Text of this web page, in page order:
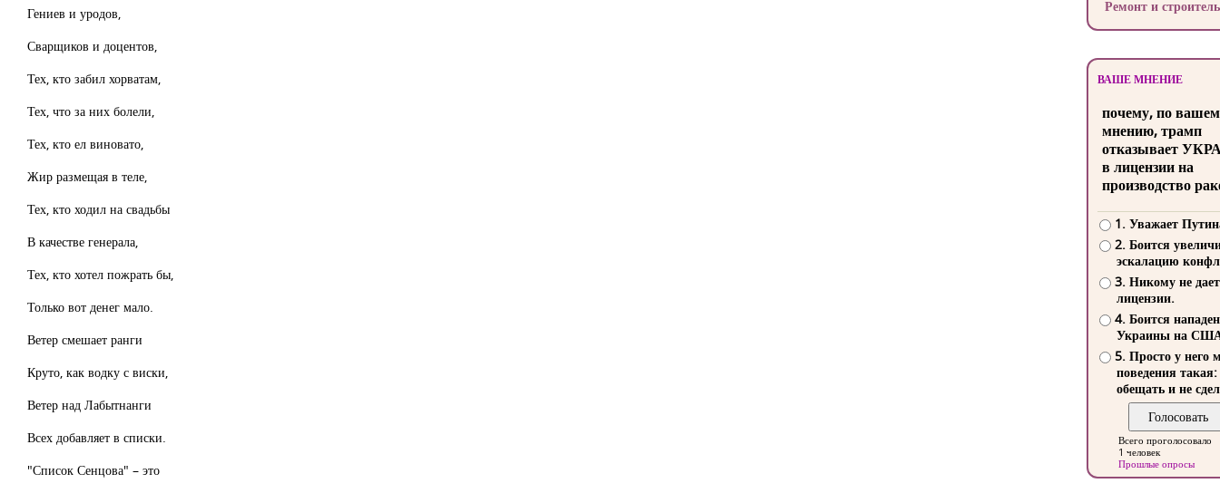
Гениев и уродов,
Сварщиков и доцентов,
Тех, кто забил хорватам,
Тех, что за них болели,
Тех, кто ел виновато,
Жир размещая в теле,
Тех, кто ходил на свадьбы
В качестве генерала,
Тех, кто хотел пожрать бы,
Только вот денег мало.
Ветер смешает ранги
Круто, как водку с виски,
Ветер над Лабытнанги
Всех добавляет в списки.
"Список Сенцова" – это
Ремонт и
ВАШЕ МНЕНИЕ
почему, по
мнению, трамп
отказывает
в лицензии на
производство
1. Уважает
2. Боится
эскалацию
3. Никому не
лицензии.
4. Боится
Украины на
5. Просто у него
поведения такая:
обещать и не
Всего проголосовало
1 человек
Прошлые опросы